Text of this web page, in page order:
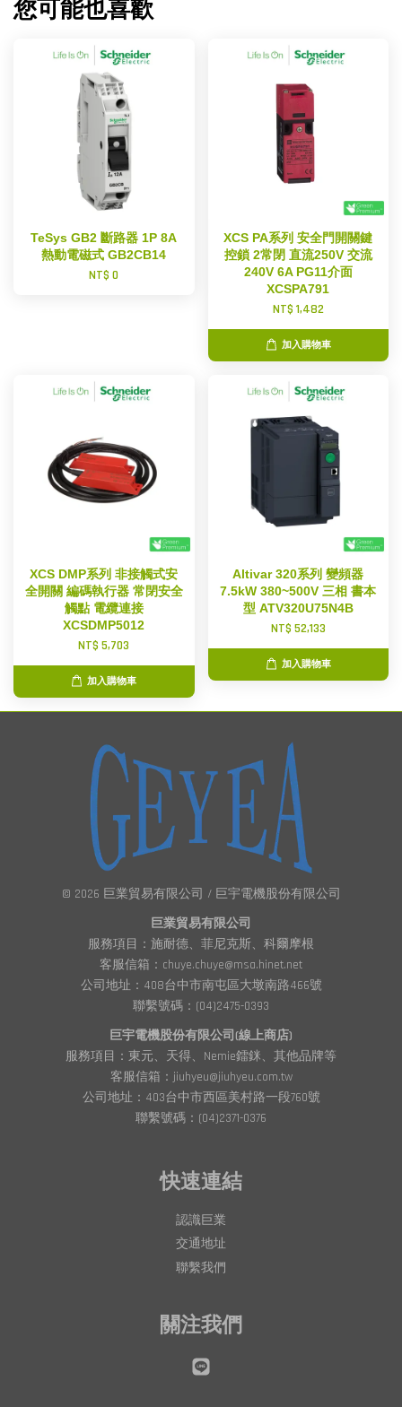
您可能也喜歡
TeSys GB2 斷路器 1P 8A
熱動電磁式 GB2CB14
NT$ 0
XCS PA系列 安全門開關鍵
控鎖 2常閉 直流250V 交流
240V 6A PG11介面
XCSPA791
NT$ 1,482
加入購物車
XCS DMP系列 非接觸式安
全開關 編碼執行器 常閉安全
觸點 電纜連接
XCSDMP5012
NT$ 5,703
加入購物車
Altivar 320系列 變頻器
7.5kW 380~500V 三相 書本
型 ATV320U75N4B
NT$ 52,133
加入購物車
© 2026 巨業貿易有限公司 / 巨宇電機股份有限公司
巨業貿易有限公司
服務項目：施耐德、菲尼克斯、科爾摩根
客服信箱：chuye.chuye@msa.hinet.net
公司地址：408台中市南屯區大墩南路466號
聯繫號碼：(04)2475-0393
巨宇電機股份有限公司(線上商店)
服務項目：東元、天得、Nemie鐳銤、其他品牌等
客服信箱：jiuhyeu@jiuhyeu.com.tw
公司地址：403台中市西區美村路一段760號
聯繫號碼：(04)2371-0376
快速連結
認識巨業
交通地址
聯繫我們
關注我們